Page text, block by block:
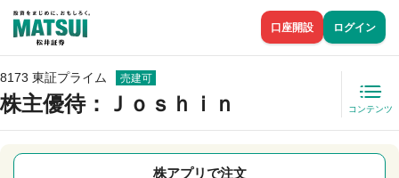
口座開設 ログイン
8173 東証プライム 売建可
株主優待：Ｊｏｓｈｉｎ コンテンツ
株アプリで注文